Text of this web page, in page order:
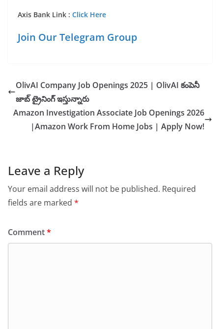
Axis Bank Link : Click Here
Join Our Telegram Group
OlivAI Company Job Openings 2025 | OlivAI కంపెనీ
జాబ్ ట్రైనింగ్ ఇస్తున్నారు
Amazon Investigation Associate Job Openings 2026
|Amazon Work From Home Jobs | Apply Now!
Leave a Reply
Your email address will not be published. Required
fields are marked *
Comment*